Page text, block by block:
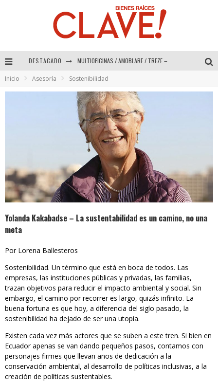
DESTACADO
Inicio Asesoría Sostenibilidad
Yolanda Kakabadse – La sustentabilidad es un camino, no una
meta
Por Lorena Ballesteros
Sostenibilidad. Un término que está en boca de todos. Las
empresas, las instituciones públicas y privadas, las familias,
trazan objetivos para reducir el impacto ambiental y social. Sin
embargo, el camino por recorrer es largo, quizás infinito. La
buena fortuna es que hoy, a diferencia del siglo pasado, la
sostenibilidad ha dejado de ser una utopía.
Existen cada vez más actores que se suben a este tren. Si bien en
Ecuador apenas se van dando pequeños pasos, contamos con
personajes firmes que llevan años de dedicación a la
conservación ambiental, al desarrollo de políticas inclusivas, a la
creación de políticas sustentables.